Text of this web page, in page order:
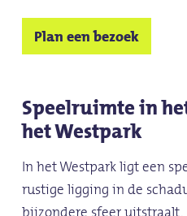
Plan een bezoek
Speelruimte in
het Westpark
In het Westpark ligt een
rustige ligging in de